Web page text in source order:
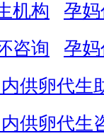
机构
孕
咨询
孕
内供卵代生
内供卵代生